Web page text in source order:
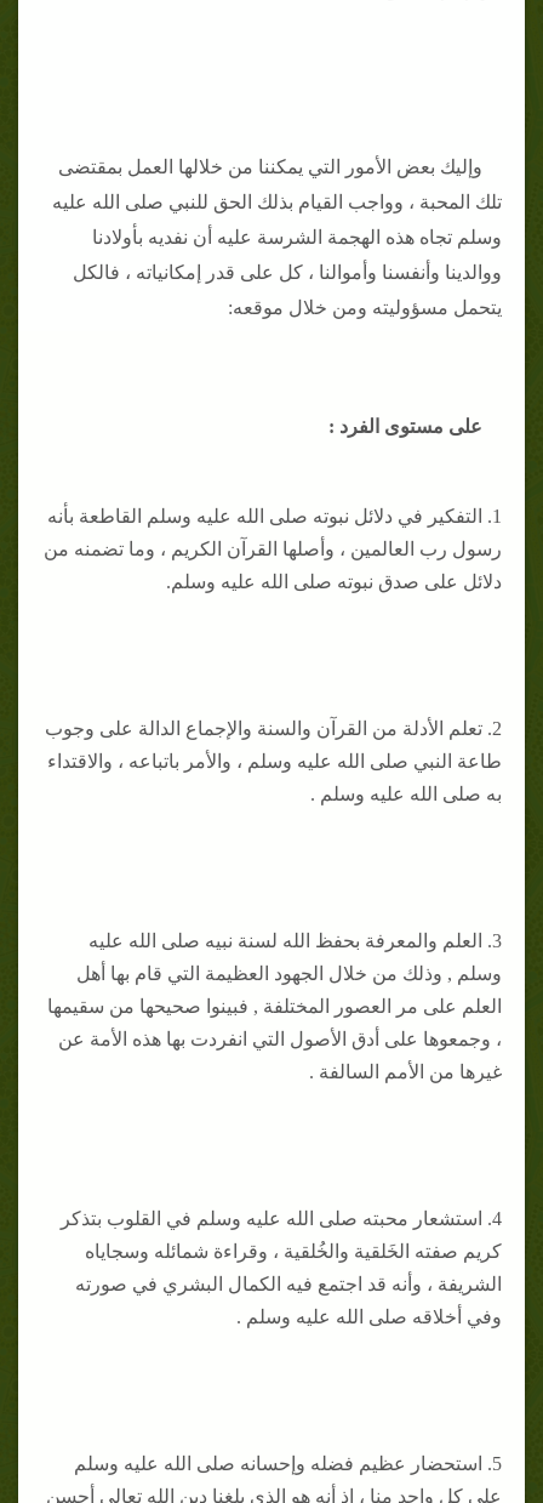
وإليك بعض الأمور التي يمكننا من خلالها العمل بمقتضى
تلك المحبة ، وواجب القيام بذلك الحق للنبي صلى الله عليه
وسلم تجاه هذه الهجمة الشرسة عليه أن نفديه بأولادنا
ووالدينا وأنفسنا وأموالنا ، كل على قدر إمكانياته ، فالكل
يتحمل مسؤوليته ومن خلال موقعه:
على مستوى الفرد :
1. التفكير في دلائل نبوته صلى الله عليه وسلم القاطعة بأنه
رسول رب العالمين ، وأصلها القرآن الكريم ، وما تضمنه من
دلائل على صدق نبوته صلى الله عليه وسلم.
2. تعلم الأدلة من القرآن والسنة والإجماع الدالة على وجوب
طاعة النبي صلى الله عليه وسلم ، والأمر باتباعه ، والاقتداء
به صلى الله عليه وسلم .
3. العلم والمعرفة بحفظ الله لسنة نبيه صلى الله عليه
وسلم , وذلك من خلال الجهود العظيمة التي قام بها أهل
العلم على مر العصور المختلفة , فبينوا صحيحها من سقيمها
، وجمعوها على أدق الأصول التي انفردت بها هذه الأمة عن
غيرها من الأمم السالفة .
4. استشعار محبته صلى الله عليه وسلم في القلوب بتذكر
كريم صفته الخَلقية والخُلقية ، وقراءة شمائله وسجاياه
الشريفة ، وأنه قد اجتمع فيه الكمال البشري في صورته
وفي أخلاقه صلى الله عليه وسلم .
5. استحضار عظيم فضله وإحسانه صلى الله عليه وسلم
على كل واحد منا ، إذ أنه هو الذي بلغنا دين الله تعالى أحسن